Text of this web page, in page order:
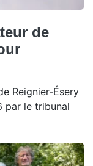
de
Reignier-Ésery
par le tribunal